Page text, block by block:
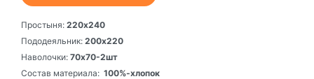
Простыня: 220х240
Пододеяльник: 200х220
Наволочки: 70х70-2шт
Состав материала: 100%-хлопок